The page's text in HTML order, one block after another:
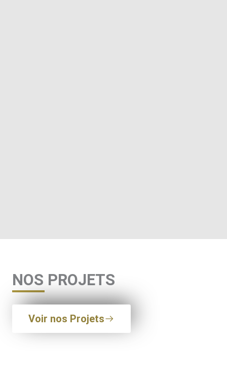
NOS PROJETS
Voir nos Projets